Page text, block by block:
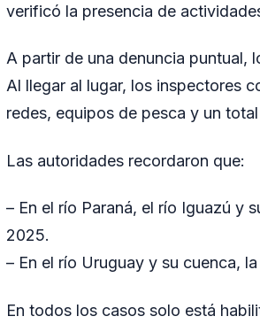
verificó la presencia de
A partir de una denuncia puntual,
Al llegar al lugar, los inspectores
redes, equipos de pesca y un
Las autoridades recordaron que:
– En el río Paraná, el río Iguazú y
2025.
– En el río Uruguay y su cuenca,
En todos los casos solo está